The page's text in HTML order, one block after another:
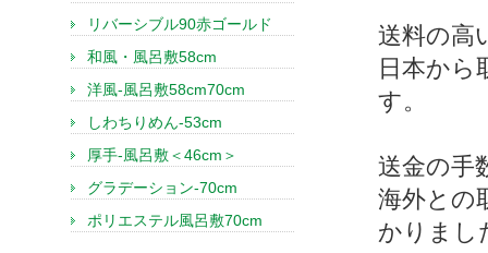
送料の高
日本から
す。
送金の手
海外との
かりまし
リバーシブル90赤ゴールド
和風・風呂敷58cm
洋風-風呂敷58cm70cm
しわちりめん-53cm
厚手-風呂敷＜46cm＞
グラデーション-70cm
ポリエステル風呂敷70cm